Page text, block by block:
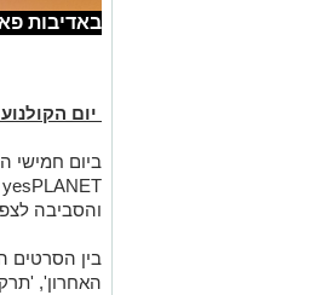
באדיבות
יום
והסביבה
בין הסרטים
האחרון',